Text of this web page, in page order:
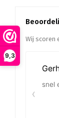
9,3
Wij scoren